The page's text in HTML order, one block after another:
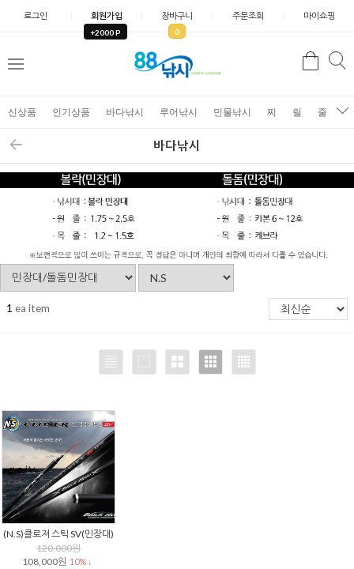
로그인 회원가입
+2000 P
장바구니
0
주문조회 마이쇼핑
검
신상품 인기상품 바다낚시 루어낚시 민물낚시 찌 릴 줄
바다낚시
1 ea item
(N.S)클로져 스틱 SV(민장대)
120,000원
108,000원 10% ↓